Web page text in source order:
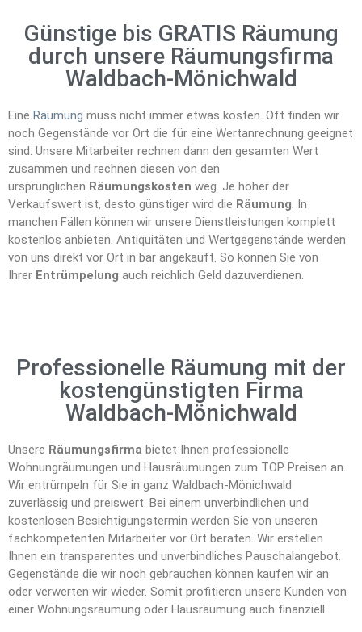
Günstige bis GRATIS Räumung
durch unsere Räumungsfirma
Waldbach-Mönichwald
Eine Räumung muss nicht immer etwas kosten. Oft finden wir
noch Gegenstände vor Ort die für eine Wertanrechnung geeignet
sind. Unsere Mitarbeiter rechnen dann den gesamten Wert
zusammen und rechnen diesen von den
ursprünglichen Räumungskosten weg. Je höher der
Verkaufswert ist, desto günstiger wird die Räumung. In
manchen Fällen können wir unsere Dienstleistungen komplett
kostenlos anbieten. Antiquitäten und Wertgegenstände werden
von uns direkt vor Ort in bar angekauft. So können Sie von
Ihrer Entrümpelung auch reichlich Geld dazuverdienen.
Professionelle Räumung mit der
kostengünstigten Firma
Waldbach-Mönichwald
Unsere Räumungsfirma bietet Ihnen professionelle
Wohnungräumungen und Hausräumungen zum TOP Preisen an.
Wir entrümpeln für Sie in ganz Waldbach-Mönichwald
zuverlässig und preiswert. Bei einem unverbindlichen und
kostenlosen Besichtigungstermin werden Sie von unseren
fachkompetenten Mitarbeiter vor Ort beraten. Wir erstellen
Ihnen ein transparentes und unverbindliches Pauschalangebot.
Gegenstände die wir noch gebrauchen können kaufen wir an
oder verwerten wir wieder. Somit profitieren unsere Kunden von
einer Wohnungsräumung oder Hausräumung auch finanziell.